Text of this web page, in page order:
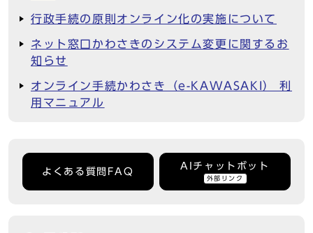
行政手続の原則オンライン化の実施について
ネット窓口かわさきのシステム変更に関するお
知らせ
オンライン手続かわさき（e-KAWASAKI） 利
用マニュアル
よくある質問FAQ
AIチャットボット
外部リンク